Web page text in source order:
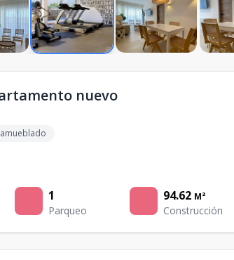
nuevo
1
Parqueo
94.62 M²
Construcción